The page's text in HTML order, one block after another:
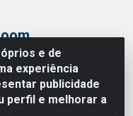
e de
experiência
publicidade
perfil e melhorar a
Paulo/SP